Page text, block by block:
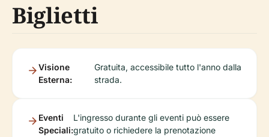
Biglietti
Visione
Esterna:
Gratuita, accessibile tutto l'anno dalla
strada.
Eventi
Speciali:
L'ingresso durante gli eventi può essere
gratuito o richiedere la prenotazione